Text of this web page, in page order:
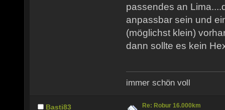
passendes an
anpassbar sein und
(möglichst klein)
dann sollte es kein
immer schön voll
Basti83 Re: Robur 16.000km